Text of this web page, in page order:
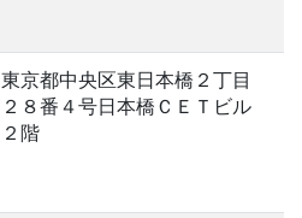
東京都中央区東日本橋２丁目
２８番４号日本橋ＣＥＴビル
２階